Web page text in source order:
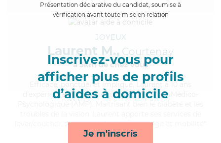
Présentation déclarative du candidat, soumise à
vérification avant toute mise en relation
Inscrivez-vous pour
afficher plus de profils
d’aides à domicile
Je m'inscris
JOYEUX
Laurent M., Courtenay
à 5km de chez Vous
, ponctuel et impliqué, Laurent a 10 ans
d'expérience et possède un diplôme d'Aide Médico-
lever/coucher, transports, lessive/repassage et mobilité*